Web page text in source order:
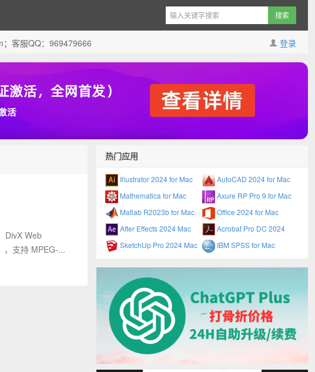
登录
；客服QQ：969479666
DivX Web
，支持 MPEG-...
热门应用
Illustrator 2024 for Mac
AutoCAD 2024 for Mac
Mathematica for Mac
Axure RP Pro 9 for Mac
Matlab R2023b for Mac
Office 2024 for Mac
After Effects 2024 Mac
Acrobat Pro DC 2024
SketchUp Pro 2024 Mac
IBM SPSS for Mac